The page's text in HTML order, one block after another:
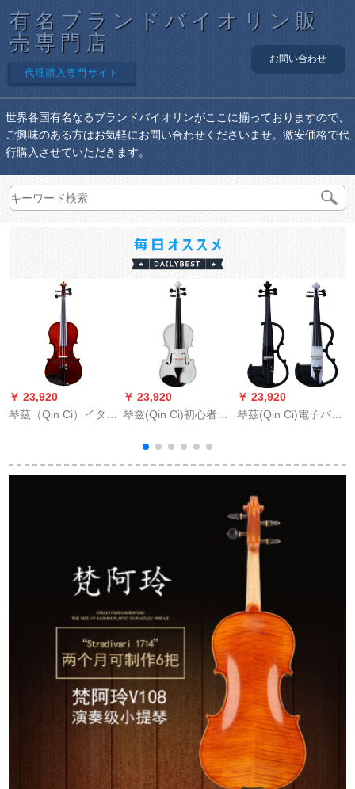
有名ブランドバイオリン販
売専門店
代理購入専門サイト
お問い合わせ
世界各国有名なるブランドバイオリンがここに揃っておりますので、
ご興味のある方はお気軽にお問い合わせくださいませ。激安価格で代
行購入させていただきます。
￥ 23,920
琴茲（Qin Ci）イタリ
のハンドメイドのバ
￥ 23,920
琴兹(Qin Ci)初心者の
人、バイオリン配送
全セイント3/4白黒
￥ 23,920
琴茲(Qin Ci)電子バイ
線送信機2017項演奏